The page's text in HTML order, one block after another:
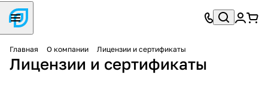
Главная О компании Лицензии и сертификаты
Лицензии и сертификаты